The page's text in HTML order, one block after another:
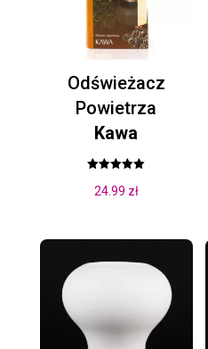
Odświeżacz
Powietrza
Kawa
5.00
24.99 zł